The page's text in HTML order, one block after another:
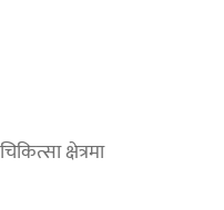
क्षेत्रमा